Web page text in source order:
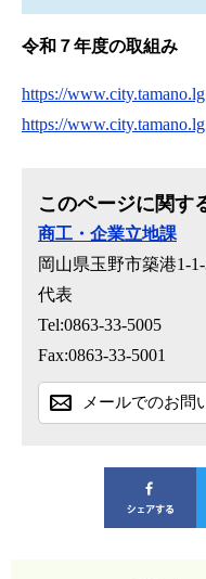
令和７年度の取組み
https://
https://
このページに関す
商工・企業立地課
岡山県玉野市築港1-
代表
Tel:0863-33-5005
Fax:0863-33-5001
メールでのお問